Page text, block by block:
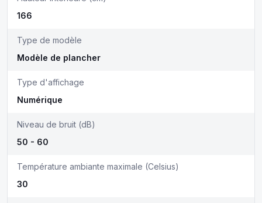
166
Type de modèle
Modèle de plancher
Type d'affichage
Numérique
Niveau de bruit (dB)
50 - 60
Température ambiante maximale (Celsius)
30